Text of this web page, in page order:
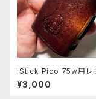
iStick Pico 75w用レ
ーブ [408-pc]
¥3,000